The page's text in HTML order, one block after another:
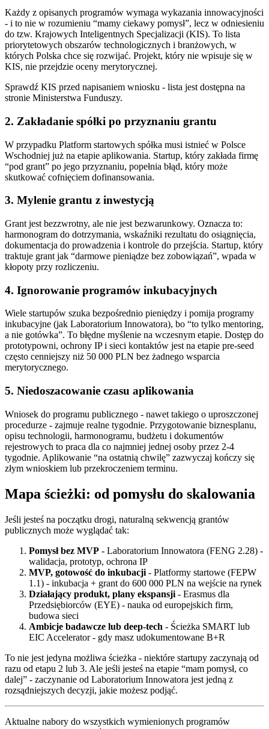
Każdy z opisanych programów wymaga wykazania innowacyjności
- i to nie w rozumieniu “mamy ciekawy pomysł”, lecz w odniesieniu
do tzw. Krajowych Inteligentnych Specjalizacji (KIS). To lista
priorytetowych obszarów technologicznych i branżowych, w
których Polska chce się rozwijać. Projekt, który nie wpisuje się w
KIS, nie przejdzie oceny merytorycznej.
Sprawdź KIS przed napisaniem wniosku - lista jest dostępna na
stronie Ministerstwa Funduszy.
2. Zakładanie spółki po przyznaniu grantu
W przypadku Platform startowych spółka musi istnieć w Polsce
Wschodniej już na etapie aplikowania. Startup, który zakłada firmę
“pod grant” po jego przyznaniu, popełnia błąd, który może
skutkować cofnięciem dofinansowania.
3. Mylenie grantu z inwestycją
Grant jest bezzwrotny, ale nie jest bezwarunkowy. Oznacza to:
harmonogram do dotrzymania, wskaźniki rezultatu do osiągnięcia,
dokumentacja do prowadzenia i kontrole do przejścia. Startup, który
traktuje grant jak “darmowe pieniądze bez zobowiązań”, wpada w
kłopoty przy rozliczeniu.
4. Ignorowanie programów inkubacyjnych
Wiele startupów szuka bezpośrednio pieniędzy i pomija programy
inkubacyjne (jak Laboratorium Innowatora), bo “to tylko mentoring,
a nie gotówka”. To błędne myślenie na wczesnym etapie. Dostęp do
prototypowni, ochrony IP i sieci kontaktów jest na etapie pre-seed
często cenniejszy niż 50 000 PLN bez żadnego wsparcia
merytorycznego.
5. Niedoszacowanie czasu aplikowania
Wniosek do programu publicznego - nawet takiego o uproszczonej
procedurze - zajmuje realne tygodnie. Przygotowanie biznesplanu,
opisu technologii, harmonogramu, budżetu i dokumentów
rejestrowych to praca dla co najmniej jednej osoby przez 2-4
tygodnie. Aplikowanie “na ostatnią chwilę” zazwyczaj kończy się
złym wnioskiem lub przekroczeniem terminu.
Mapa ścieżki: od pomysłu do skalowania
Jeśli jesteś na początku drogi, naturalną sekwencją grantów
publicznych może wyglądać tak:
Pomysł bez MVP - Laboratorium Innowatora (FENG 2.28) -
walidacja, prototyp, ochrona IP
MVP, gotowość do inkubacji - Platformy startowe (FEPW
1.1) - inkubacja + grant do 600 000 PLN na wejście na rynek
Działający produkt, plany ekspansji - Erasmus dla
Przedsiębiorców (EYE) - nauka od europejskich firm,
budowa sieci
Ambicje badawcze lub deep-tech - Ścieżka SMART lub
EIC Accelerator - gdy masz udokumentowane B+R
To nie jest jedyna możliwa ścieżka - niektóre startupy zaczynają od
razu od etapu 2 lub 3. Ale jeśli jesteś na etapie “mam pomysł, co
dalej” - zaczynanie od Laboratorium Innowatora jest jedną z
rozsądniejszych decyzji, jakie możesz podjąć.
Aktualne nabory do wszystkich wymienionych programów